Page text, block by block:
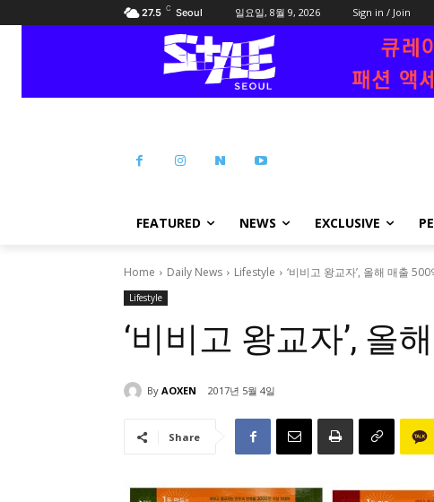
27.5 C Seoul 일요일, 8월 9, 2026 Sign in / Join
FEATURED NEWS EXCLUSIVE
Home Daily News Lifestyle ‘비비고 왕교자’, 올해 매출
Lifestyle
‘비비고 왕교자’, 올
By AOXEN 2017년 5월 4일
Share